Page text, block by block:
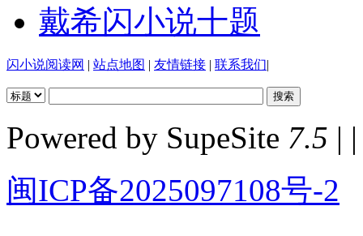
戴希闪小说十题
闪小说阅读网 | 站点地图 | 友情链接 | 联系我们|
Powered by SupeSite 7.5 | |
闽ICP备2025097108号-2